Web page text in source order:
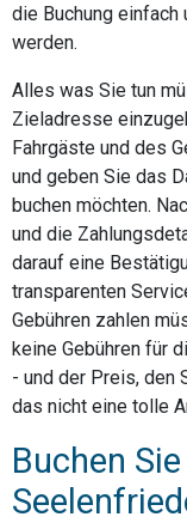
die Buchung einfach
werden.
Alles was Sie tun
Zieladresse
Fahrgäste und des
und geben Sie das
buchen möchten.
und die
darauf eine
transparenten
Gebühren zahlen
keine Gebühren für
- und der Preis, den
das nicht eine tolle
Buchen